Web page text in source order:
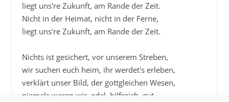
liegt uns're Zukunft, am Rande der Zeit.
Nicht in der Heimat, nicht in der Ferne,
liegt uns're Zukunft, am Rande der Zeit.
Nichts ist gesichert, vor unserem Streben,
wir suchen euch heim, ihr werdet's erleben,
verklärt unser Bild, der gottgleichen Wesen,
niemals waren wir, edel, hilfreich, gut.